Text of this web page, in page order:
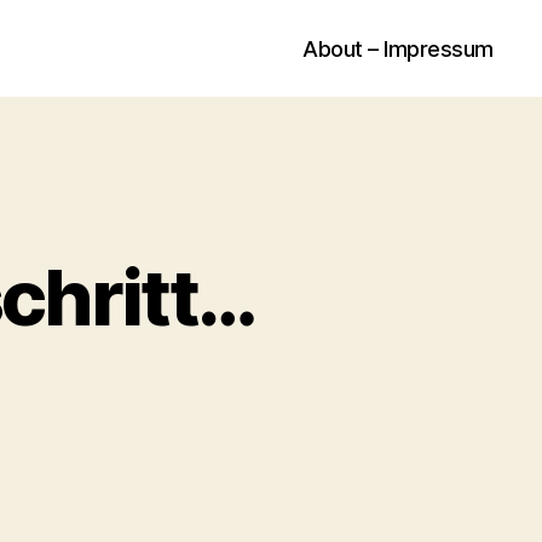
About – Impressum